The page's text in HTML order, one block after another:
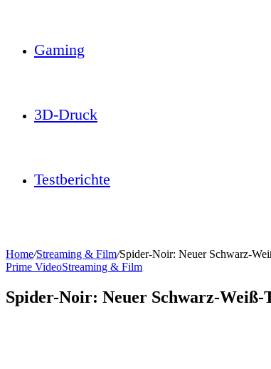
Gaming
3D-Druck
Testberichte
Home/Streaming & Film/Spider-Noir: Neuer Schwarz-
Prime VideoStreaming & Film
Spider-Noir: Neuer Schwarz-